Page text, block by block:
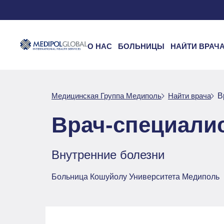
О НАС БОЛЬНИЦЫ НАЙТИ ВРАЧА
Медицинская Группа Медиполь Найти врача
Врач-
Внутренние болезни
Больница Кошуйолу Университета Медиполь